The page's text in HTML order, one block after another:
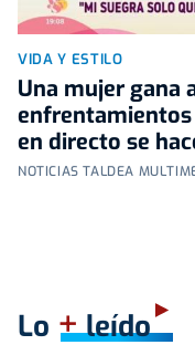
VIDA Y ESTILO
Una mujer gana
enfrentamientos
en directo se
NOTICIAS TALDEA
Lo +leído